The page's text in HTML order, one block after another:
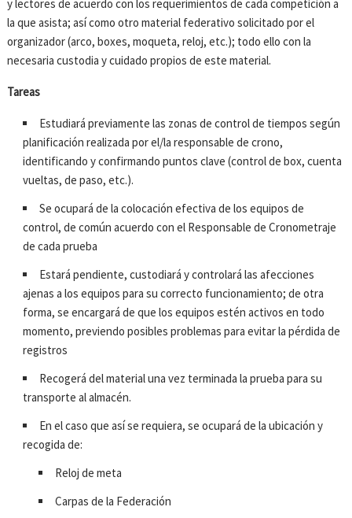
y lectores de acuerdo con los requerimientos de cada competición a
la que asista; así como otro material federativo solicitado por el
organizador (arco, boxes, moqueta, reloj, etc.); todo ello con la
necesaria custodia y cuidado propios de este material.
Tareas
Estudiará previamente las zonas de control de tiempos según
planificación realizada por el/la responsable de crono,
identificando y confirmando puntos clave (control de box, cuenta
vueltas, de paso, etc.).
Se ocupará de la colocación efectiva de los equipos de
control, de común acuerdo con el Responsable de Cronometraje
de cada prueba
Estará pendiente, custodiará y controlará las afecciones
ajenas a los equipos para su correcto funcionamiento; de otra
forma, se encargará de que los equipos estén activos en todo
momento, previendo posibles problemas para evitar la pérdida de
registros
Recogerá del material una vez terminada la prueba para su
transporte al almacén.
En el caso que así se requiera, se ocupará de la ubicación y
recogida de:
Reloj de meta
Carpas de la Federación